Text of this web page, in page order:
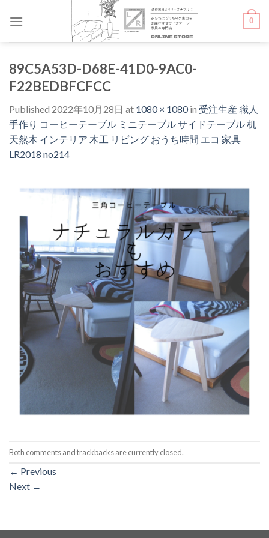
0
89C5A53D-D68E-41D0-9AC0-
F22BEDBFCFCC
Published 2022年10月28日 at 1080 × 1080in 受注生産 職人
手作り コーヒーテーブル ミニテーブル サイドテーブル 机
天然木 インテリア 木工 リビング おうち時間 エコ 家具
LR2018 no214
Both comments and trackbacks are currently closed.
← Previous
Next →